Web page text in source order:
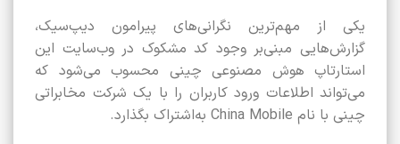
یکی از مهم‌ترین نگرانی‌های پیرامون دیپ‌سیک،
گزارش‌هایی مبنی‌بر وجود کد مشکوک در وب‌سایت این
استارتاپ هوش مصنوعی چینی محسوب می‌شود که
می‌تواند اطلاعات ورود کاربران را با یک شرکت مخابراتی
چینی با نام China Mobile به‌اشتراک بگذارد.